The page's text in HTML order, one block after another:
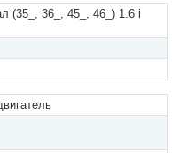
(35_, 36_, 45_, 46_) 1.6 i